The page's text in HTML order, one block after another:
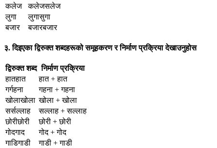
कलेज
कलेजसलेज
लुगा
लुगासुगा
बजार
बजारबजार
३. दिइएका द्विरुक्त शब्दहरूको समूहकरण र निर्माण प्रक्रिया देखाउनुहोस
द्विरुक्त शब्द निर्माण प्रक्रिया
हातहात
हात + हात
गर्गहना
गहना + गहना
खोलाखोला खोला + खोला
सर्सल्लाह
सल्लाह + सल्लाह
छोरीछोरी
छोरी + छोरी
गोदगाद
गोद + गोद
गाडिगाडी
गाडी + गाडी